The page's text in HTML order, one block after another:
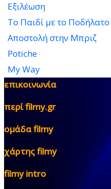
Εξιλέωση
Το Παιδί με το Ποδήλατο
Αποστολή στην Μπριζ
Potiche
My Way
επικοινωνία
περί filmy.gr
ομάδα filmy
χάρτης filmy
filmy intro